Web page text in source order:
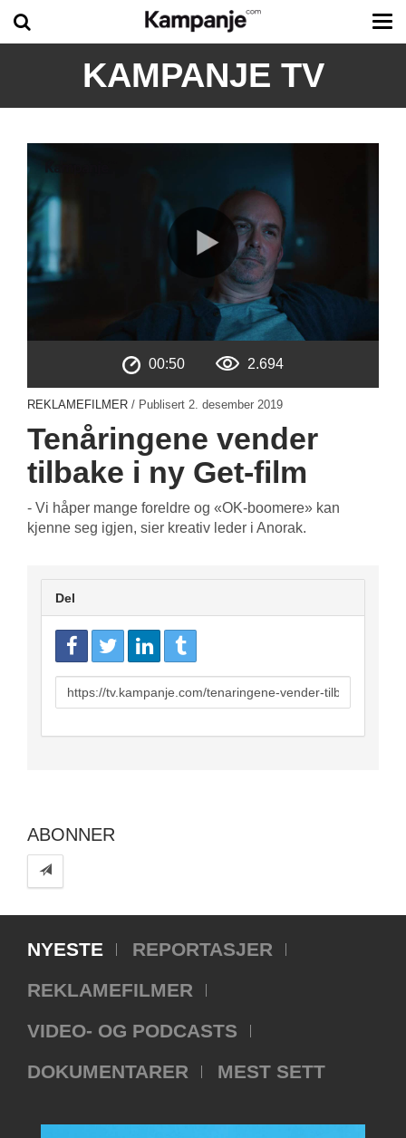
KAMPANJE TV
00:50 2.694
REKLAMEFILMER / Publisert 2. desember 2019
Tenåringene vender
tilbake i ny Get-film
- Vi håper mange foreldre og «OK-boomere» kan
kjenne seg igjen, sier kreativ leder i Anorak.
Del
URL
to
ABONNER
NYESTE
REPORTASJER
REKLAMEFILMER
VIDEO- OG PODCASTS
DOKUMENTARER
MEST SETT